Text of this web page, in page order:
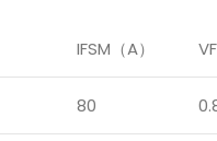
IFSM（A）
80